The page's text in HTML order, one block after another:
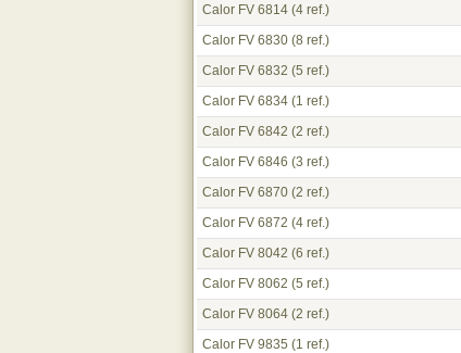
Calor FV 6814 (4 ref.)
Calor FV 6830 (8 ref.)
Calor FV 6832 (5 ref.)
Calor FV 6834 (1 ref.)
Calor FV 6842 (2 ref.)
Calor FV 6846 (3 ref.)
Calor FV 6870 (2 ref.)
Calor FV 6872 (4 ref.)
Calor FV 8042 (6 ref.)
Calor FV 8062 (5 ref.)
Calor FV 8064 (2 ref.)
Calor FV 9835 (1 ref.)